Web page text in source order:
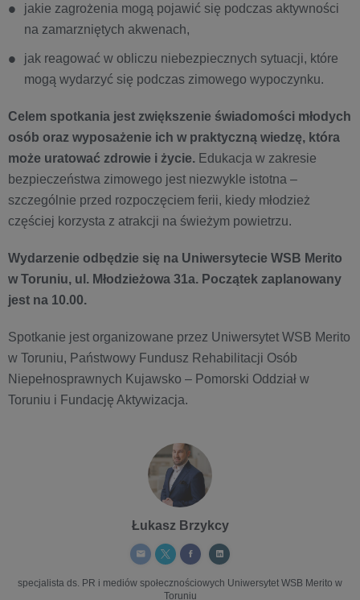
jakie zagrożenia mogą pojawić się podczas aktywności
na zamarzniętych akwenach,
jak reagować w obliczu niebezpiecznych sytuacji, które
mogą wydarzyć się podczas zimowego wypoczynku.
Celem spotkania jest zwiększenie świadomości młodych
osób oraz wyposażenie ich w praktyczną wiedzę, która
może uratować zdrowie i życie. Edukacja w zakresie
bezpieczeństwa zimowego jest niezwykle istotna –
szczególnie przed rozpoczęciem ferii, kiedy młodzież
częściej korzysta z atrakcji na świeżym powietrzu.
Wydarzenie odbędzie się na Uniwersytecie WSB Merito
w Toruniu, ul. Młodzieżowa 31a. Początek zaplanowany
jest na 10.00.
Spotkanie jest organizowane przez Uniwersytet WSB Merito
w Toruniu, Państwowy Fundusz Rehabilitacji Osób
Niepełnosprawnych Kujawsko – Pomorski Oddział w
Toruniu i Fundację Aktywizacja.
Łukasz Brzykcy
specjalista ds. PR i mediów społecznościowych Uniwersytet WSB Merito w
Toruniu